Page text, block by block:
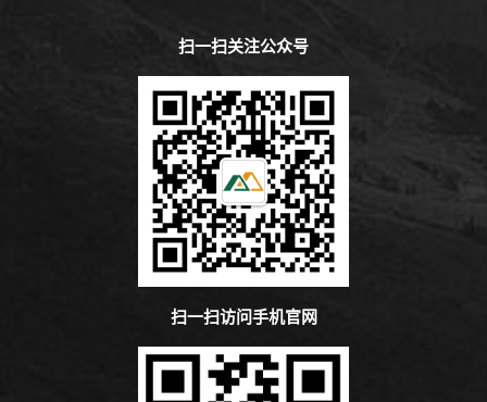
扫一扫关注公众号
扫一扫访问手机官网